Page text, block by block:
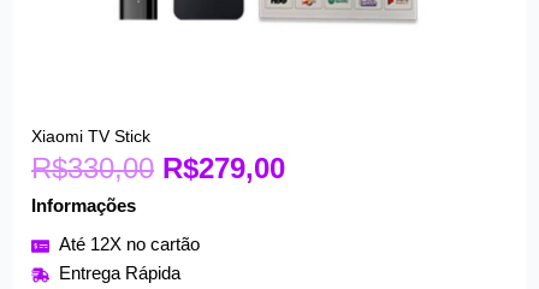
Xiaomi TV Stick
R$330,00 preço
R$330,00.
R$279,00preço
Informações
Até 12X no cartão
Entrega Rápida